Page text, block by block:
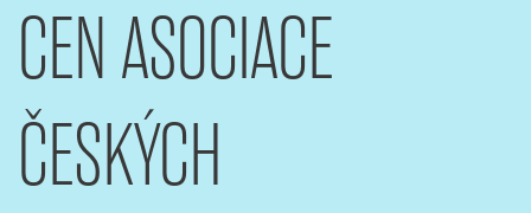
CEN ASOCIACE
ČESKÝCH